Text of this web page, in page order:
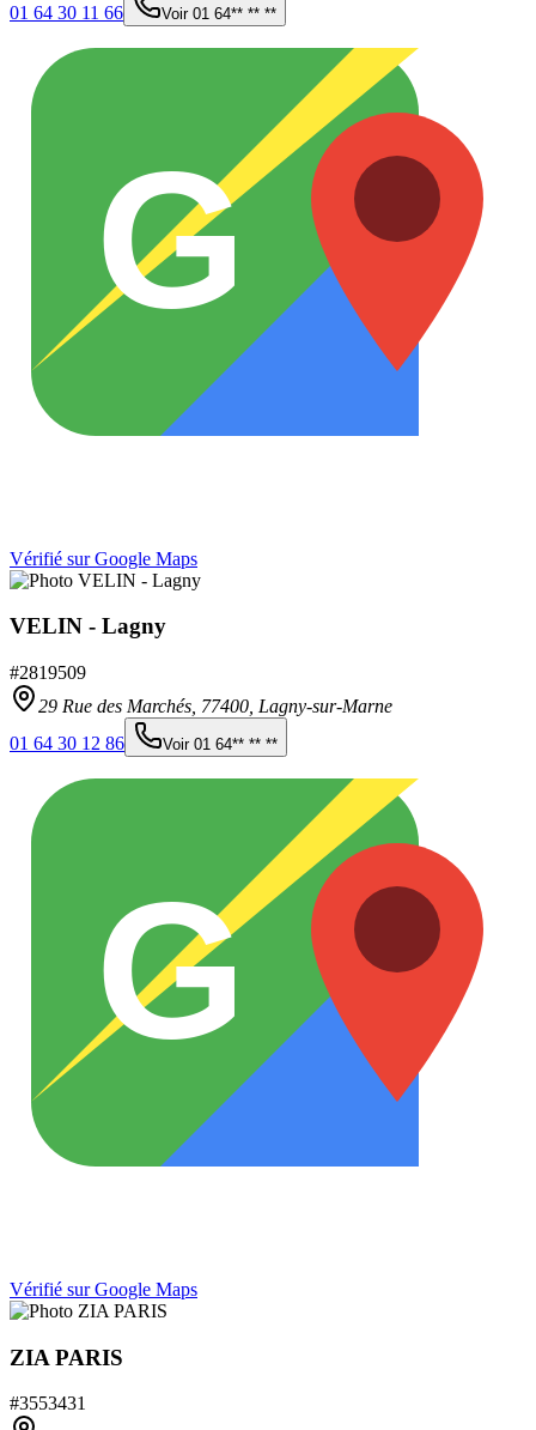
01 64 30 11 66
Voir 01 64** ** **
G
Vérifié sur Google Maps
VELIN - Lagny
#2819509
29 Rue des Marchés, 77400 Lagny-sur-Marne
01 64 30 12 86
Voir 01 64** ** **
G
Vérifié sur Google Maps
ZIA PARIS
#3553431